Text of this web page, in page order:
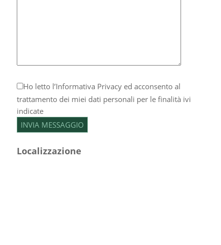
Ho letto l’Informativa Privacyed acconsento al
trattamento dei miei dati personali per le finalità ivi
indicate
Localizzazione